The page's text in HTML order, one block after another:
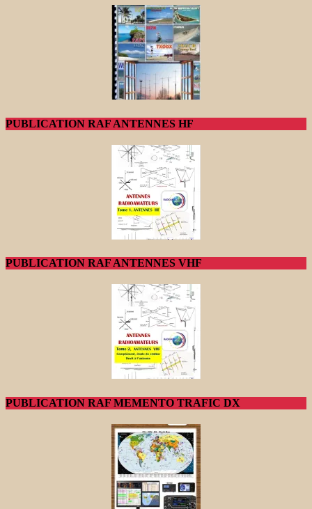
PUBLICATION RAF ANTENNES HF
PUBLICATION RAF ANTENNES VHF
PUBLICATION RAF MEMENTO TRAFIC DX